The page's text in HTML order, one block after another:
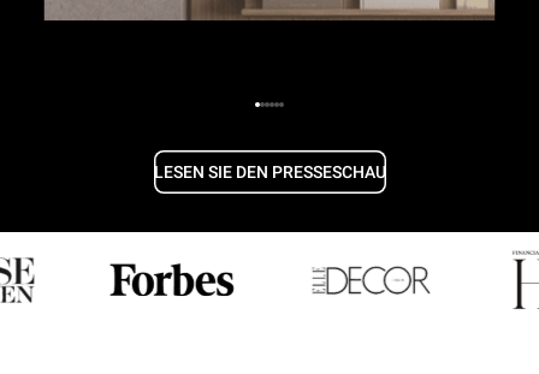
LESEN SIE DEN PRESSESCHAU